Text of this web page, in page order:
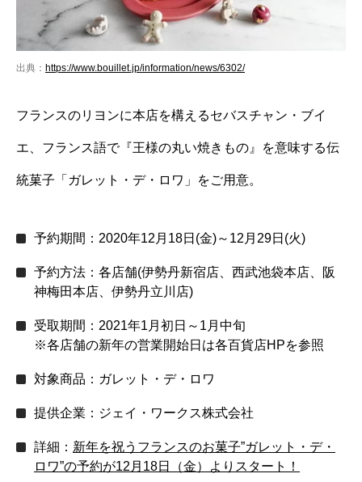
出典： https://www.bouillet.jp/information/news/6302/
フランスのリヨンに本店を構えるセバスチャン・ブイ
エ、フランス語で『王様の丸い焼きもの』を意味する伝
統菓子「ガレット・デ・ロワ」をご用意。
予約期間：2020年12月18日(金)～12月29日(火)
予約方法：各店舗(伊勢丹新宿店、西武池袋本店、阪
神梅田本店、伊勢丹立川店)
受取期間：2021年1月初日～1月中旬
※各店舗の新年の営業開始日は各百貨店HPを参照
対象商品：ガレット・デ・ロワ
提供企業：ジェイ・ワークス株式会社
詳細： 新年を祝うフランスのお菓子”ガレット・デ・
ロワ”の予約が12月18日（金）よりスタート！